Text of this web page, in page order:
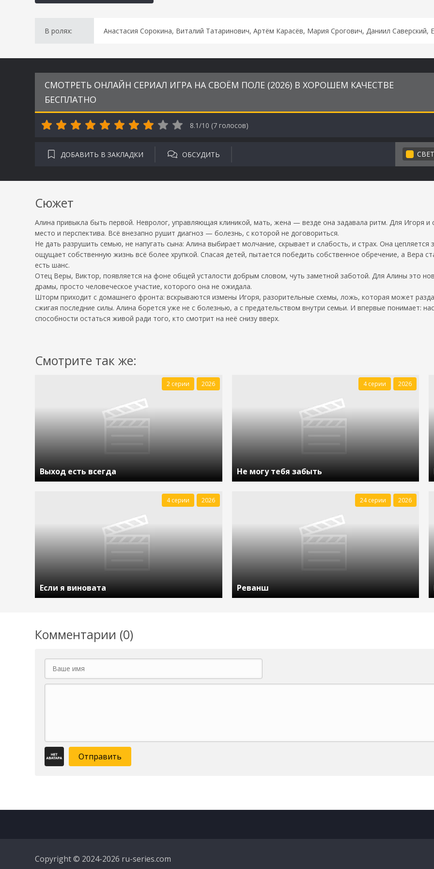
В ролях: Анастасия Сорокина, Виталий Татаринович, Артём Карасёв, Мария Срогович, Даниил Саверский,
СМОТРЕТЬ ОНЛАЙН СЕРИАЛ ИГРА НА СВОЁМ ПОЛЕ (2026) В ХОРОШЕМ КАЧЕСТВЕ
БЕСПЛАТНО
8.1/10 (7 голосов)
ДОБАВИТЬ В ЗАКЛАДКИ ОБСУДИТЬ СВЕТ
Сюжет
Алина привыкла быть первой. Невролог, управляющая клиникой, мать, жена — везде она задавала ритм. Для Игоря и
место и перспектива. Всё внезапно рушит диагноз — болезнь, с которой не договориться.
Не дать разрушить семью, не напугать сына: Алина выбирает молчание, скрывает и слабость, и страх. Она
ощущает собственную жизнь всё более хрупкой. Спасая детей, пытается победить собственное обречение, а Вера
есть шанс.
Отец Веры, Виктор, появляется на фоне общей усталости добрым словом, чуть заметной заботой. Для Алины это
драмы, просто человеческое участие, которого она не ожидала.
Шторм приходит с домашнего фронта: вскрываются измены Игоря, разорительные схемы, ложь, которая может
сжигая последние силы. Алина борется уже не с болезнью, а с предательством внутри семьи. И впервые понимает:
способности остаться живой ради того, кто смотрит на неё снизу вверх.
Смотрите так же:
Выход есть всегда
2 серии 2026
Не могу тебя забыть
4 серии 2026
Если я виновата
4 серии 2026
Реванш
24 серии 2026
Комментарии (0)
Отправить
Copyright © 2024-2026 ru-series.com